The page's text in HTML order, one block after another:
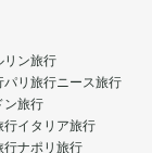
リン旅行
パリ旅行ニース旅行
ン旅行
行イタリア旅行
行ナポリ旅行